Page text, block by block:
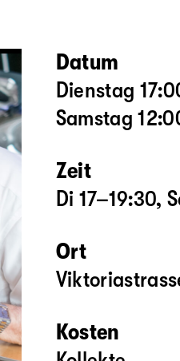
Datum
Dienstag
Samstag
Zeit
Di 17–19:30,
Ort
Kosten